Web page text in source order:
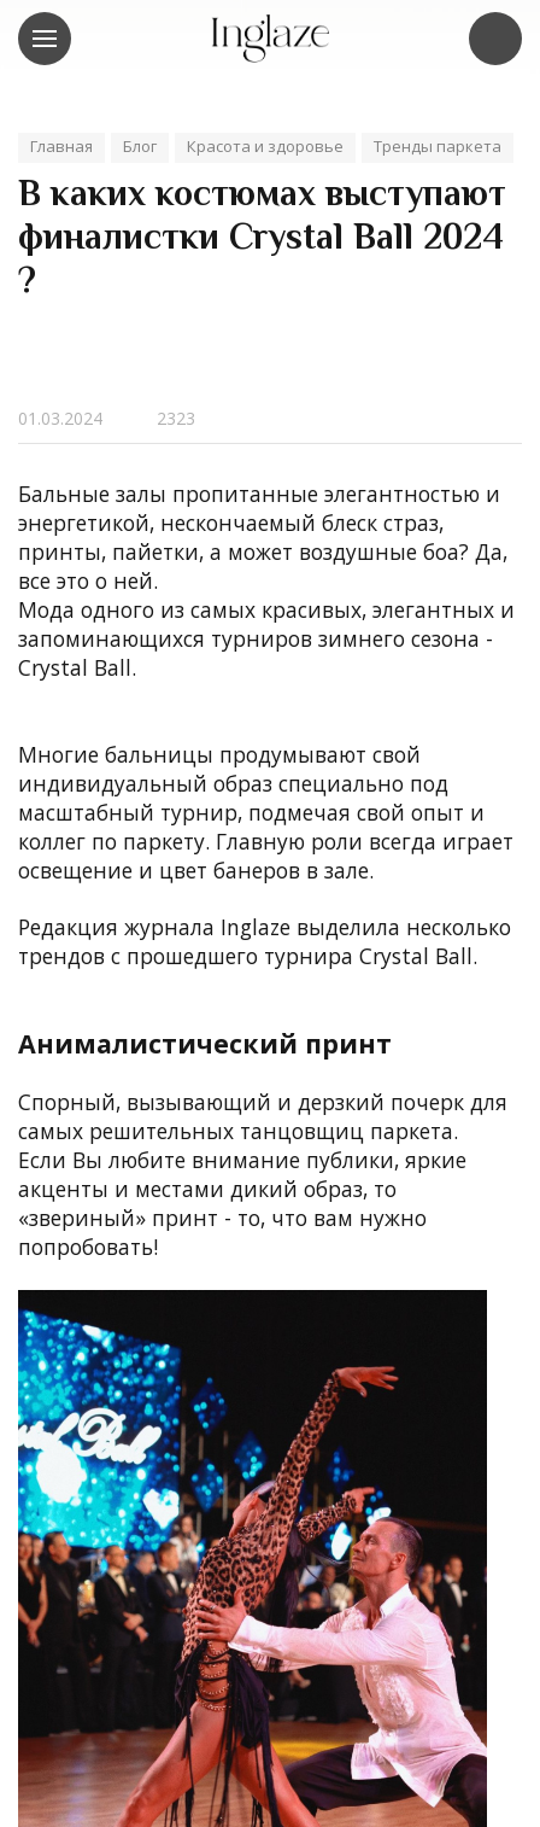
Главная Блог Красота и здоровье Тренды паркета
В каких костюмах выступают
финалистки Crystal Ball 2024
?
01.03.2024 2323
Бальные залы пропитанные элегантностью и
энергетикой, нескончаемый блеск страз,
принты, пайетки, а может воздушные боа? Да,
все это о ней.
Мода одного из самых красивых, элегантных и
запоминающихся турниров зимнего сезона -
Crystal Ball.
Многие бальницы продумывают свой
индивидуальный образ специально под
масштабный турнир, подмечая свой опыт и
коллег по паркету. Главную роли всегда играет
освещение и цвет банеров в зале.
Редакция журнала Inglaze выделила несколько
трендов с прошедшего турнира Crystal Ball.
Анималистический принт
Спорный, вызывающий и дерзкий почерк для
самых решительных танцовщиц паркета.
Если Вы любите внимание публики, яркие
акценты и местами дикий образ, то
«звериный» принт - то, что вам нужно
попробовать!